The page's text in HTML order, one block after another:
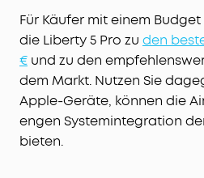
Für Käufer mit einem
die Liberty 5 Pro zu den
€ und zu den
dem Markt. Nutzen Sie
Apple-Geräte, können die
engen Systemintegration
bieten.